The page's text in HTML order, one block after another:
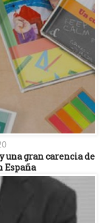
una gran carencia de
España